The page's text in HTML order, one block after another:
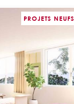
PROJETS NEUFS